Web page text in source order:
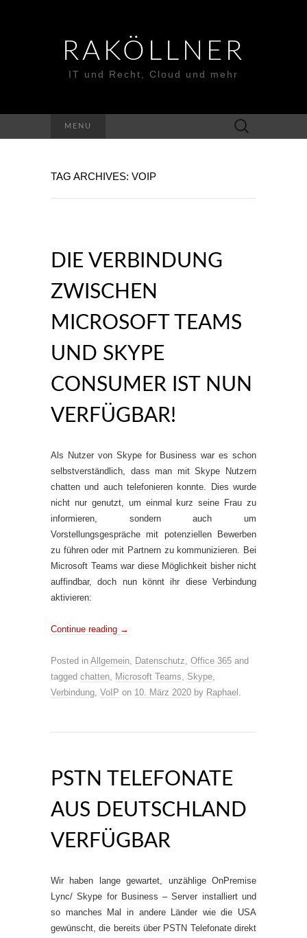
RAKÖLLNER
IT und Recht, Cloud und mehr
MENU
Suchen
nach:
TAG ARCHIVES: VOIP
DIE VERBINDUNG
ZWISCHEN
MICROSOFT TEAMS
UND SKYPE
CONSUMER IST NUN
VERFÜGBAR!
Als Nutzer von Skype for Business war es schon
selbstverständlich, dass man mit Skype Nutzern
chatten und auch telefonieren konnte. Dies wurde
nicht nur genutzt, um einmal kurz seine Frau zu
informieren, sondern auch um
Vorstellungsgespräche mit potenziellen Bewerben
zu führen oder mit Partnern zu kommunizieren. Bei
Microsoft Teams war diese Möglichkeit bisher nicht
auffindbar, doch nun könnt ihr diese Verbindung
aktivieren:
Continue reading →
Posted in Allgemein, Datenschutz, Office 365 and
tagged chatten, Microsoft Teams, Skype,
Verbindung, VoIP on 10. März 2020 by Raphael .
PSTN TELEFONATE
AUS DEUTSCHLAND
VERFÜGBAR
Wir haben lange gewartet, unzählige OnPremise
Lync/ Skype for Business – Server installiert und
so manches Mal in andere Länder wie die USA
gewünscht, die bereits über PSTN Telefonate direkt